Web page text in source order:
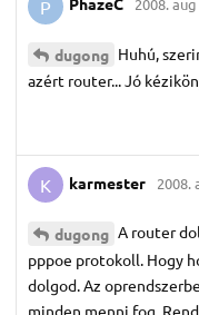
P 2008.
dugong Huhú,
azért router... Jó
K karmester 2008.
dugong A router
pppoe protokoll. Hogy
dolgod. Az
minden menni fog.